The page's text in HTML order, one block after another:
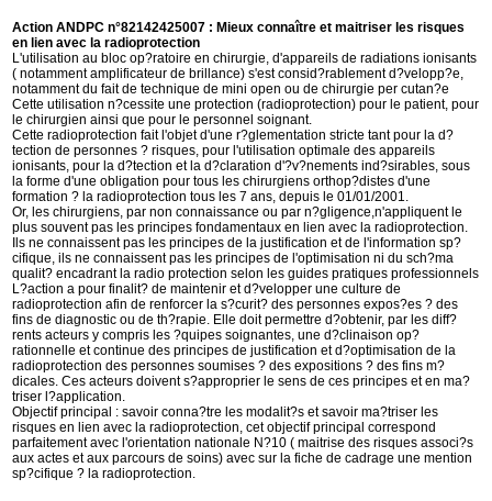
Action ANDPC n°82142425007 : Mieux connaître et maitriser les risques
en lien avec la radioprotection
L'utilisation au bloc op?ratoire en chirurgie, d'appareils de radiations ionisants
( notamment amplificateur de brillance) s'est consid?rablement d?velopp?e,
notamment du fait de technique de mini open ou de chirurgie per cutan?e
Cette utilisation n?cessite une protection (radioprotection) pour le patient, pour
le chirurgien ainsi que pour le personnel soignant.
Cette radioprotection fait l'objet d'une r?glementation stricte tant pour la d?
tection de personnes ? risques, pour l'utilisation optimale des appareils
ionisants, pour la d?tection et la d?claration d'?v?nements ind?sirables, sous
la forme d'une obligation pour tous les chirurgiens orthop?distes d'une
formation ? la radioprotection tous les 7 ans, depuis le 01/01/2001.
Or, les chirurgiens, par non connaissance ou par n?gligence,n'appliquent le
plus souvent pas les principes fondamentaux en lien avec la radioprotection.
Ils ne connaissent pas les principes de la justification et de l'information sp?
cifique, ils ne connaissent pas les principes de l'optimisation ni du sch?ma
qualit? encadrant la radio protection selon les guides pratiques professionnels
L?action a pour finalit? de maintenir et d?velopper une culture de
radioprotection afin de renforcer la s?curit? des personnes expos?es ? des
fins de diagnostic ou de th?rapie. Elle doit permettre d?obtenir, par les diff?
rents acteurs y compris les ?quipes soignantes, une d?clinaison op?
rationnelle et continue des principes de justification et d?optimisation de la
radioprotection des personnes soumises ? des expositions ? des fins m?
dicales. Ces acteurs doivent s?approprier le sens de ces principes et en ma?
triser l?application.
Objectif principal : savoir conna?tre les modalit?s et savoir ma?triser les
risques en lien avec la radioprotection, cet objectif principal correspond
parfaitement avec l'orientation nationale N?10 ( maitrise des risques associ?s
aux actes et aux parcours de soins) avec sur la fiche de cadrage une mention
sp?cifique ? la radioprotection.